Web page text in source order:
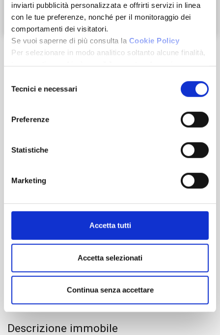
inviarti pubblicità personalizzata e offrirti servizi in linea
con le tue preferenze, nonché per il monitoraggio dei
comportamenti dei visitatori.
Se vuoi saperne di più consulta la Cookie Policy
Per selezionare in modo analitico soltanto alcune finalità,
Chiudendo questo banner tramite l’apposito comando
“Continua senza accettare” continuerai la navigazione del
sito in assenza di cookie o altri strumenti di tracciamento
diversi da quelli tecnici.
delTecnici e necessari
Preferenze
Statistiche
Marketing
Accetta tutti
Accetta selezionati
Continua senza accettare
Zoom
3
Bagni
2
Box/Posto auto
No
Descrizione immobile